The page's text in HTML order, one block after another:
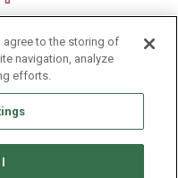
agree to the storing of
navigation, analyze
efforts.